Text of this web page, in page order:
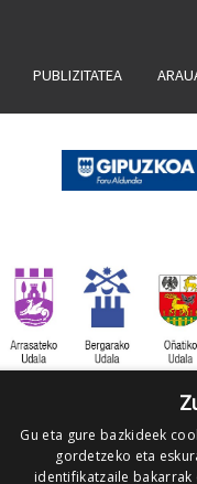
PUBLIZITATEA
Gu eta gure bazkideek
gordetzeko eta
identifikatzaile bakarrak